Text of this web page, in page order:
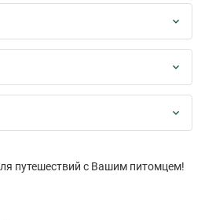
путешествий с Вашим питомцем!